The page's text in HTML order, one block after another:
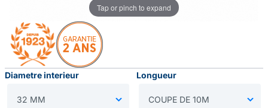
Tap or pinch to expand
Diametre interieur Longueur